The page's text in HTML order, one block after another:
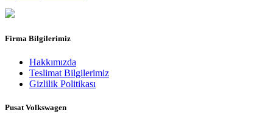
Firma Bilgilerimiz
Hakkımızda
Teslimat Bilgilerimiz
Gizlilik Politikası
Pusat Volkswagen